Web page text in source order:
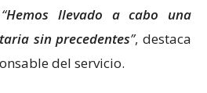
“Hemos llevado a cabo
una
sin precedentes”, destaca
del servicio.